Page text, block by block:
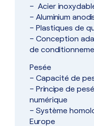
– Acier
– Aluminium
– Plastiques de
– Conception
de
Pesée
– Capacité de
– Principe de
numérique
– Système
Europe